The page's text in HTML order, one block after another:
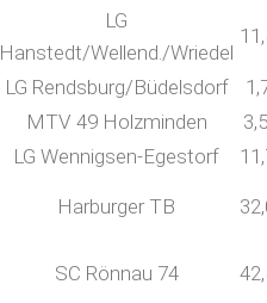
LG
Hanstedt/Wellend./Wriedel
LG Rendsburg/Büdelsdorf
MTV 49 Holzminden
LG Wennigsen-Egestorf
Harburger TB
SC Rönnau 74